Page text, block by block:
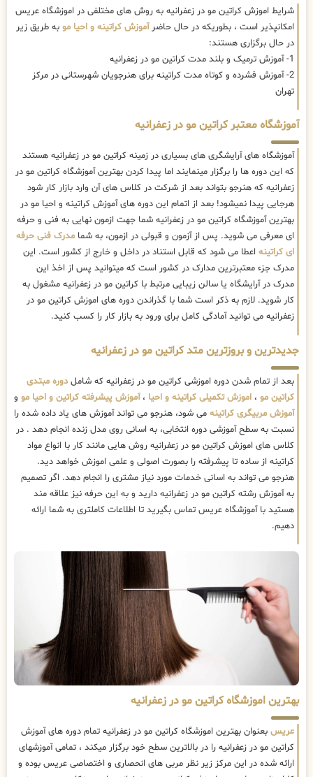
شرایط اموزش کراتین مو در زعفرانیه به روش های مختلفی در اموزشگاه عریس
امکانپذیر است ، بطوریکه در حال حاضرآموزش کراتینه و احیا مو به طریق زیر
در حال برگزاری هستند:
1- آموزش ترمیک و بلند مدت کراتین مو در زعفرانیه
2- آموزش فشرده و کوتاه مدت کراتینه برای هنرجویان شهرستانی در مرکز
تهران
آموزشگاه معتبر کراتین مو در زعفرانیه
آموزشگاه های آرایشگری های بسیاری در زمینه کراتین مو در زعفرانیه هستند
که این دوره ها را برگزار مینمایند اما پیدا کردن بهترین آموزشگاه کراتین مو در
زعفرانیه که هنرجو بتواند بعد از شرکت در کلاس های آن وارد بازار کار شود
هرجایی پیدا نمیشود! بعد از اتمام این دوره های آموزش کراتینه و احیا مو در
بهترین آموزشگاه کراتین مو در زعفرانیه شما جهت ازمون نهایی به فنی و حرفه
ای معرفی می شوید. پس از آزمون و قبولی در ازمون، به شما مدرک فنی حرفه
ای کراتینه اعطا می شود که قابل استناد در داخل و خارج از کشور است. این
مدرک جزء معتبرترین مدارک در کشور است که میتوانید پس از اخذ این
مدرک در آرایشگاه یا سالن زیبایی مرتبط با کراتین مو در زعفرانیه مشغول به
کار شوید. لازم به ذکر است شما با گذراندن دوره های اموزش کراتین مو در
زعفرانیه می توانید آمادگی کامل برای ورود به بازار کار را کسب کنید.
جدیدترین و بروزترین متد کراتین مو در زعفرانیه
بعد از تمام شدن دوره اموزشی کراتین مو در زعفرانیه که شاملدوره مبتدی
کراتین مو ، اموزش تکمیلی کراتینه و احیا ،آموزش پیشرفته کراتین و احیا مو و
آموزش مربیگری کراتینه می شود، هنرجو می تواند آموزش های یاد داده شده را
نسبت به سطح آموزشی دوره انتخابی، به اسانی روی مدل زنده انجام دهد . در
کلاس های اموزش کراتین مو در زعفرانیه روش هایی مانند کار با انواع مواد
کراتینه از ساده تا پیشرفته را بصورت اصولی و علمی اموزش خواهد دید.
هنرجو می تواند به اسانی خدمات مورد نیاز مشتری را انجام دهد. اگر تصمیم
به آموزش رشته کراتین مو در زعفرانیه دارید و به این حرفه نیز علاقه مند
هستید با آموزشگاه عریس تماس بگیرید تا اطلاعات کاملتری به شما ارائه
دهیم.
بهترین اموزشگاه کراتین مو در زعفرانیه
عریس بعنوان بهترین اموزشگاه کراتین مو در زعفرانیه تمام دوره های آموزش
کراتین مو در زعفرانیه را در بالاترین سطح خود برگزار میکند ، تمامی آموزشهای
ارائه شده در این مرکز زیر نظر مربی های انحصاری و اختصاصی عریس بوده و